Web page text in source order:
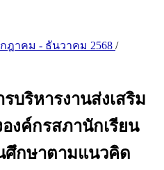
ฎาคม - ธันวาคม 2568 /
บริหารงานส่งเสริม
งค์กรสภานักเรียน
ศึกษาตามแนวคิด